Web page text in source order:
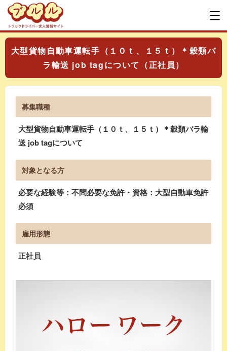
大型貨物自動車運転手（１０ｔ、１５ｔ）＊穀類バ
ラ輸送 job tagについて（正社員）
募集職種
大型貨物自動車運転手（１０ｔ、１５ｔ）＊穀類バラ輸
送 job tagについて
対象となる方
必要な経験等：不問必要な免許・資格：大型自動車免許
必須
雇用形態
正社員